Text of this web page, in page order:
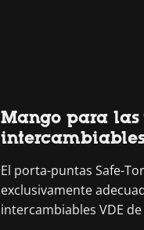
Mango para
intercambiables
El porta-puntas Safe-
exclusivamente
intercambiables VDE